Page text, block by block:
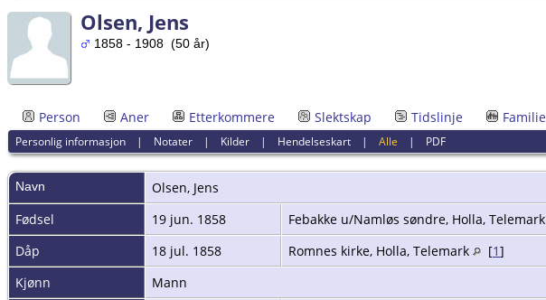
Olsen, Jens
1858 - 1908 (50 år)
Person Aner Etterkommere Slektskap Tidslinje Familie
Personlig informasjon | Notater | Kilder | Hendelseskart |Alle | PDF
Navn Olsen, Jens
Fødsel
19 jun. 1858 Febakke u/Namløs søndre, Holla, Telemark
Dåp
18 jul. 1858 Romnes kirke, Holla, Telemark [1]
Kjønn
Mann